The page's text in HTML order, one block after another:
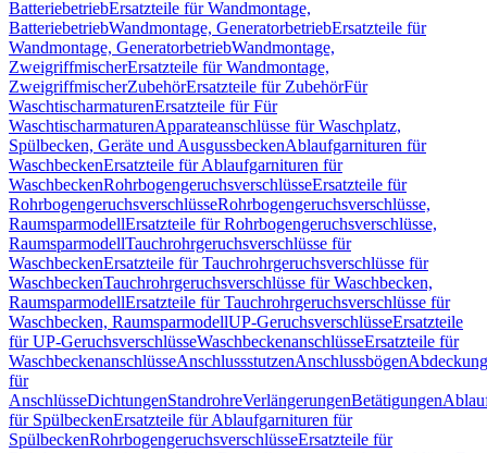
BatteriebetriebErsatzteile für Wandmontage,
BatteriebetriebWandmontage, GeneratorbetriebErsatzteile für
Wandmontage, GeneratorbetriebWandmontage,
ZweigriffmischerErsatzteile für Wandmontage,
ZweigriffmischerZubehörErsatzteile für ZubehörFür
WaschtischarmaturenErsatzteile für Für
WaschtischarmaturenApparateanschlüsse für Waschplatz,
Spülbecken, Geräte und AusgussbeckenAblaufgarnituren für
WaschbeckenErsatzteile für Ablaufgarnituren für
WaschbeckenRohrbogengeruchsverschlüsseErsatzteile für
RohrbogengeruchsverschlüsseRohrbogengeruchsverschlüsse,
RaumsparmodellErsatzteile für Rohrbogengeruchsverschlüsse,
RaumsparmodellTauchrohrgeruchsverschlüsse für
WaschbeckenErsatzteile für Tauchrohrgeruchsverschlüsse für
WaschbeckenTauchrohrgeruchsverschlüsse für Waschbecken,
RaumsparmodellErsatzteile für Tauchrohrgeruchsverschlüsse für
Waschbecken, RaumsparmodellUP-GeruchsverschlüsseErsatzteile
für UP-GeruchsverschlüsseWaschbeckenanschlüsseErsatzteile für
WaschbeckenanschlüsseAnschlussstutzenAnschlussbögen
für
AnschlüsseDichtungenStandrohreVerlängerungenBetätigungen
für SpülbeckenErsatzteile für Ablaufgarnituren für
SpülbeckenRohrbogengeruchsverschlüsseErsatzteile für